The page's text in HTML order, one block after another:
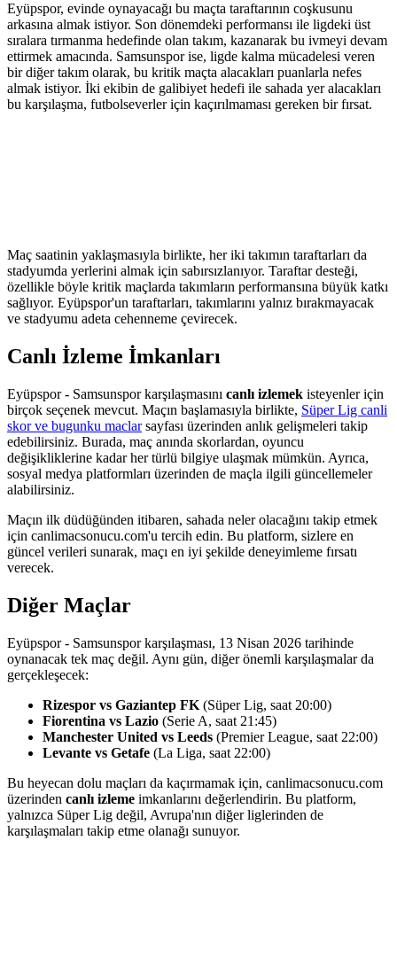
Eyüpspor, evinde oynayacağı bu maçta taraftarının coşkusunu
arkasına almak istiyor. Son dönemdeki performansı ile ligdeki üst
sıralara tırmanma hedefinde olan takım, kazanarak bu ivmeyi devam
ettirmek amacında. Samsunspor ise, ligde kalma mücadelesi veren
bir diğer takım olarak, bu kritik maçta alacakları puanlarla nefes
almak istiyor. İki ekibin de galibiyet hedefi ile sahada yer alacakları
bu karşılaşma, futbolseverler için kaçırılmaması gereken bir fırsat.
Maç saatinin yaklaşmasıyla birlikte, her iki takımın taraftarları da
stadyumda yerlerini almak için sabırsızlanıyor. Taraftar desteği,
özellikle böyle kritik maçlarda takımların performansına büyük katkı
sağlıyor. Eyüpspor'un taraftarları, takımlarını yalnız bırakmayacak
ve stadyumu adeta cehenneme çevirecek.
Canlı İzleme İmkanları
Eyüpspor - Samsunspor karşılaşmasını canlı izlemek isteyenler için
birçok seçenek mevcut. Maçın başlamasıyla birlikte, Süper Lig canli
skor ve bugunku maclarsayfası üzerinden anlık gelişmeleri takip
edebilirsiniz. Burada, maç anında skorlardan, oyuncu
değişikliklerine kadar her türlü bilgiye ulaşmak mümkün. Ayrıca,
sosyal medya platformları üzerinden de maçla ilgili güncellemeler
alabilirsiniz.
Maçın ilk düdüğünden itibaren, sahada neler olacağını takip etmek
için canlimacsonucu.com'u tercih edin. Bu platform, sizlere en
güncel verileri sunarak, maçı en iyi şekilde deneyimleme fırsatı
verecek.
Diğer Maçlar
Eyüpspor - Samsunspor karşılaşması, 13 Nisan 2026 tarihinde
oynanacak tek maç değil. Aynı gün, diğer önemli karşılaşmalar da
gerçekleşecek:
Rizespor vs Gaziantep FK (Süper Lig, saat 20:00)
Fiorentina vs Lazio (Serie A, saat 21:45)
Manchester United vs Leeds (Premier League, saat 22:00)
Levante vs Getafe (La Liga, saat 22:00)
Bu heyecan dolu maçları da kaçırmamak için, canlimacsonucu.com
üzerinden canlı izleme imkanlarını değerlendirin. Bu platform,
yalnızca Süper Lig değil, Avrupa'nın diğer liglerinden de
karşılaşmaları takip etme olanağı sunuyor.